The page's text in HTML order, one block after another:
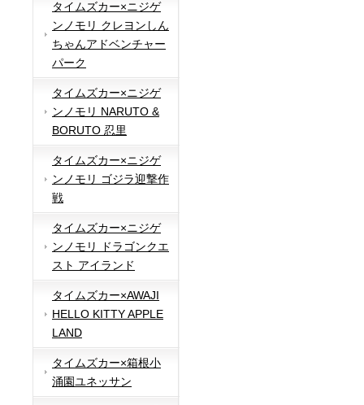
タイムズカー×ニジゲ
ンノモリ クレヨンしん
ちゃんアドベンチャー
パーク
タイムズカー×ニジゲ
ンノモリ NARUTO &
BORUTO 忍里
タイムズカー×ニジゲ
ンノモリ ゴジラ迎撃作
戦
タイムズカー×ニジゲ
ンノモリ ドラゴンクエ
スト アイランド
タイムズカー×AWAJI
HELLO KITTY APPLE
LAND
タイムズカー×箱根小
涌園ユネッサン